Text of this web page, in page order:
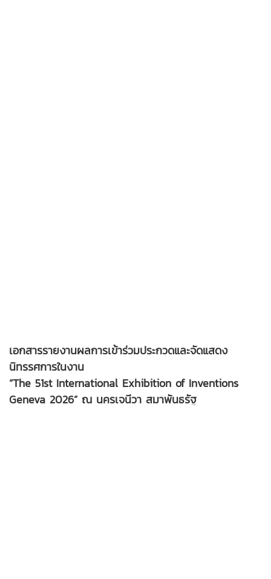
เอกสารรายงานผลการเข้าร่วมประกวดและจัดแสดง
นิทรรศการในงาน
“The 51st International Exhibition of Inventions
Geneva 2026” ณ นครเจนีวา สมาพันธรัฐ